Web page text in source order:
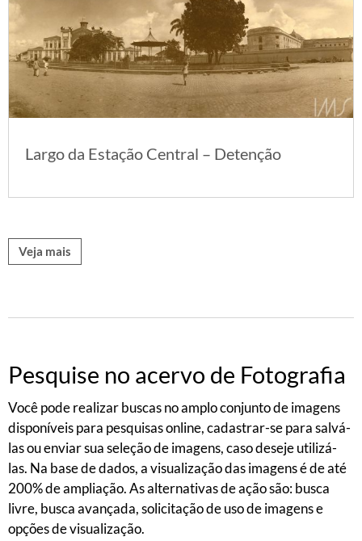
Largo da Estação Central – Detenção
Veja mais
Pesquise no acervo de Fotografia
Você pode realizar buscas no amplo conjunto de imagens
disponíveis para pesquisas online, cadastrar-se para salvá-
las ou enviar sua seleção de imagens, caso deseje utilizá-
las. Na base de dados, a visualização das imagens é de até
200% de ampliação. As alternativas de ação são: busca
livre, busca avançada, solicitação de uso de imagens e
opções de visualização.